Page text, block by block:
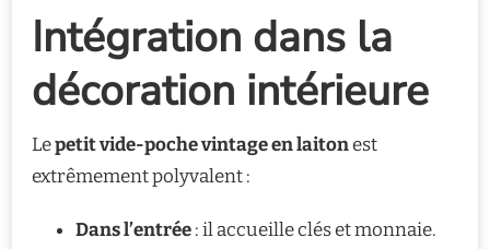
Intégration dans la
décoration intérieure
Lepetit vide-poche vintage en laitonest
extrêmement polyvalent :
Dans l’entrée: il accueille clés et monnaie.